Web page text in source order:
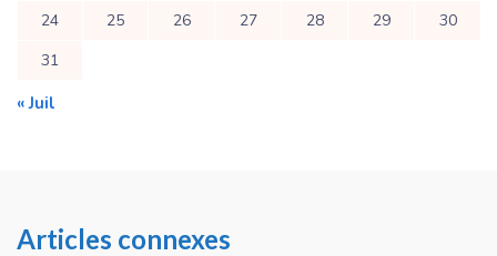
24
25 26 27 28 29
30
31
« Juil
Articles connexes